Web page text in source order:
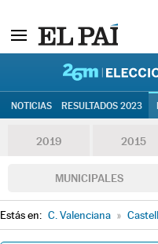
NOTICIAS RESULTADOS 2023
2019 2015
MUNICIPALES
Estás en: C. Valenciana »